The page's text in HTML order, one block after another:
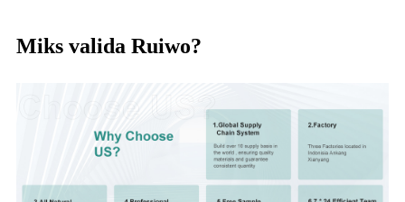
Miks valida Ruiwo?